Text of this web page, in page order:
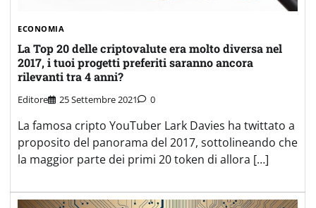
ECONOMIA
La Top 20 delle criptovalute era molto diversa nel
2017, i tuoi progetti preferiti saranno ancora
rilevanti tra 4 anni?
Editore 25 Settembre 2021 0
La famosa cripto YouTuber Lark Davies ha twittato a
proposito del panorama del 2017, sottolineando che
la maggior parte dei primi 20 token di allora […]